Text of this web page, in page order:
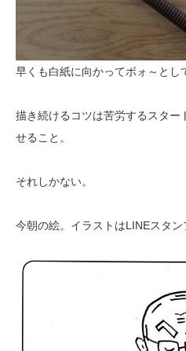
早くも白紙に向かってボォ～とし
描き続けるコツは苦労するスタ
せること。
それしかない。
今朝の絵。イラストはLINEスタ